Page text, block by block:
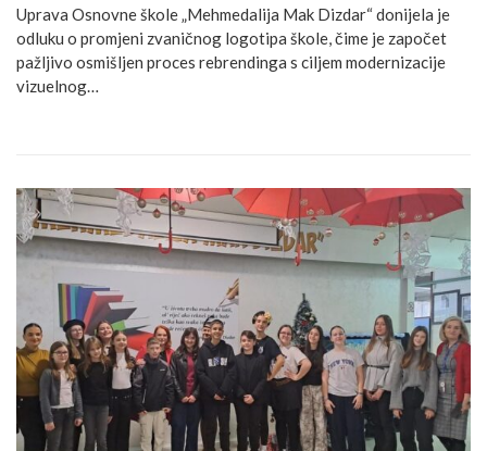
Uprava Osnovne škole „Mehmedalija Mak Dizdar“ donijela je
odluku o promjeni zvaničnog logotipa škole, čime je započet
pažljivo osmišljen proces rebrendinga s ciljem modernizacije
vizuelnog…